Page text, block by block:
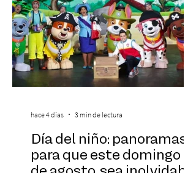
Día del niño: panoramas
para que este domingo 09
hace 4 días 3 min de lectura